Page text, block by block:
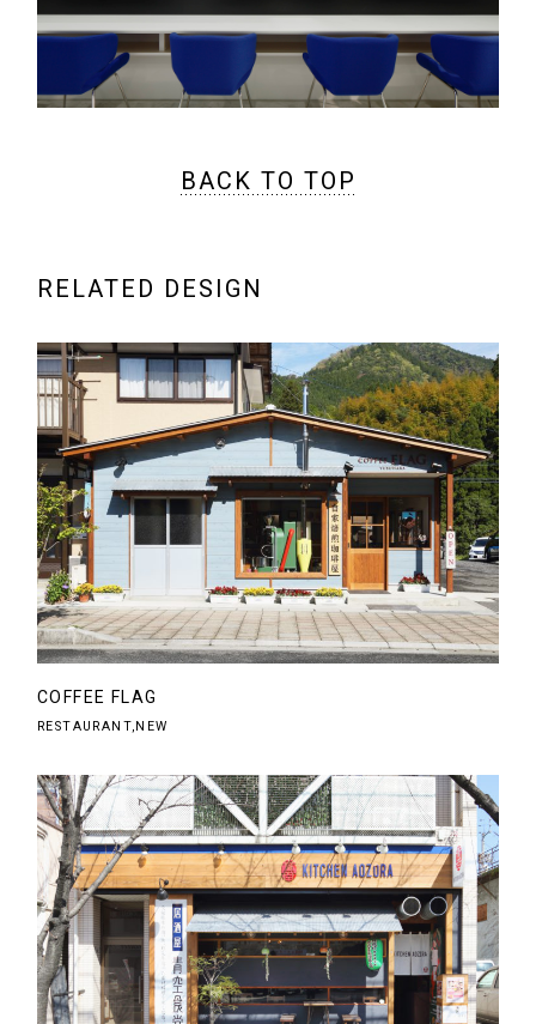
BACK TO TOP
RELATED DESIGN
COFFEE FLAG
RESTAURANT,NEW